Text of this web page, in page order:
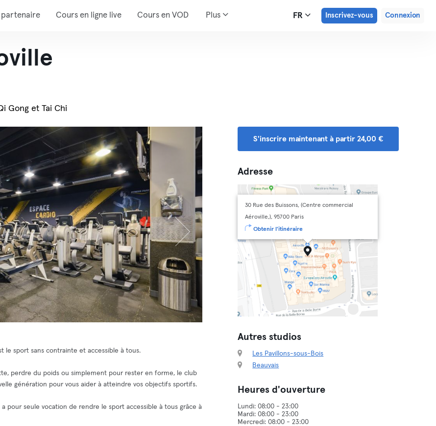
partenaire Cours en ligne live Cours en VOD Plus FR Inscrivez-vous Connexion
Gong et Tai Chi
le sport sans contrainte et accessible à tous.
perdre du poids ou simplement pour rester en forme, le club
génération pour vous aider à atteindre vos objectifs sportifs.
pour seule vocation de rendre le sport accessible à tous grâce à
S'inscrire maintenant à partir 24,00 €
Adresse
30 Rue des Buissons, (Centre commercial
Aéroville,), 95700 Paris
Obtenir l'itinéraire
Autres studios
Les Pavillons-sous-Bois
Beauvais
Heures d'ouverture
Lundi: 08:00 - 23:00
Mardi: 08:00 - 23:00
Mercredi: 08:00 - 23:00